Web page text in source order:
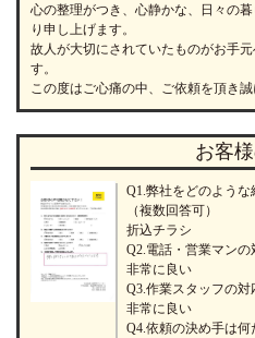
心の整理がつき、心静かな、日々の
り申し上げます。
故人が大切にされていたものがお手
す。
この度はご心痛の中、ご依頼を頂き
お客
Q1.弊社をどのよう
（複数回答可）
折込チラシ
Q2.電話・営業マン
非常に良い
Q3.作業スタッフの
非常に良い
Q4.依頼の決め手は何